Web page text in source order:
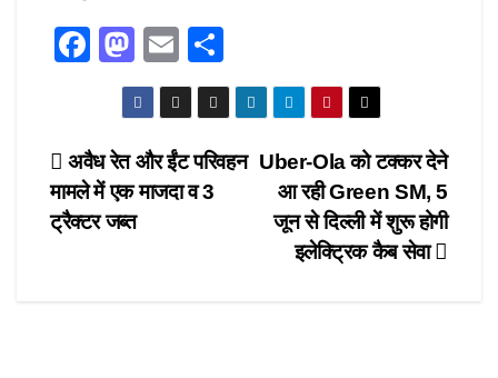
F
e
b
o
M
a
st
o
d
o
E
m
ail
h
ar
e
Post
navigation
Uber-Ola को टक्कर देने
आ रही Green SM, 5
जून से दिल्ली में शुरू होगी
इलेक्ट्रिक कैब सेवा
अवैध रेत और ईंट परिवहन
मामले में एक माजदा व 3
ट्रैक्टर जब्त